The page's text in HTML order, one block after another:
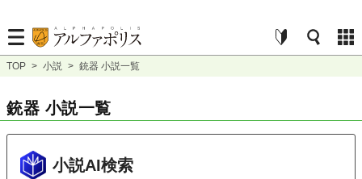
TOP > 小説 > 銃器 小説一覧
銃器 小説一覧
小説AI検索